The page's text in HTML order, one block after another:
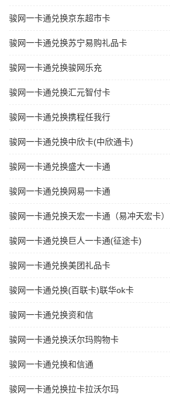
骏网一卡通兑换京东超市卡
骏网一卡通兑换苏宁易购礼品卡
骏网一卡通兑换骏网乐充
骏网一卡通兑换汇元智付卡
骏网一卡通兑换携程任我行
骏网一卡通兑换中欣卡(中欣通卡)
骏网一卡通兑换盛大一卡通
骏网一卡通兑换网易一卡通
骏网一卡通兑换天宏一卡通（易冲天宏卡）
骏网一卡通兑换巨人一卡通(征途卡)
骏网一卡通兑换美团礼品卡
骏网一卡通兑换(百联卡)联华ok卡
骏网一卡通兑换资和信
骏网一卡通兑换沃尔玛购物卡
骏网一卡通兑换和信通
骏网一卡通兑换拉卡拉沃尔玛